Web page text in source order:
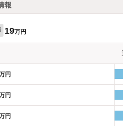
報
19万円
円
円
円